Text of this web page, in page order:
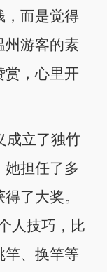
，而是觉得
州游客的素
赏，心里开
立了独竹
她担任了多
了大奖。
人技巧，比
竿、换竿等